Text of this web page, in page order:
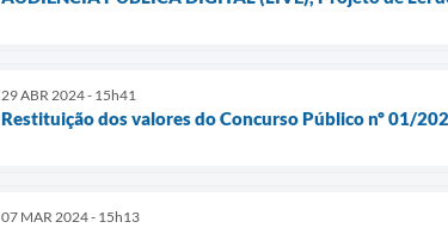
29 ABR 2024 - 15h41
Restituição dos valores do Concurso Público nº 01/
07 MAR 2024 - 15h13